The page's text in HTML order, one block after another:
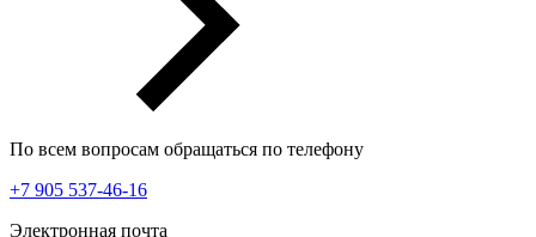
По всем вопросам обращаться по телефону
+7 905 537-46-16
Электронная почта